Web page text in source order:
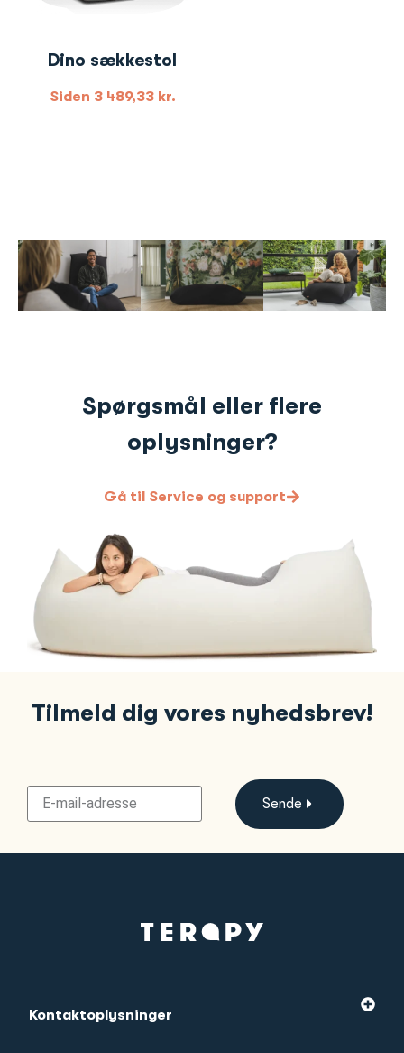
Dino sækkestol
Siden 3 489,33 kr.
Spørgsmål eller flere
oplysninger?
Gå til Service og support
Tilmeld dig vores nyhedsbrev!
Sende
Kontaktoplysninger